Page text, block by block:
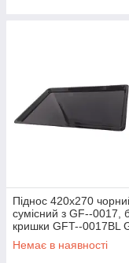
Піднос 420х270
сумісний з GF--0017,
кришки GFT--0017BL
Plast PC
Немає в наявності